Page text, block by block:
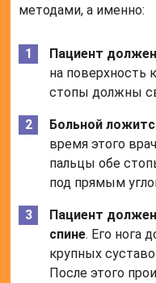
методами, а именно:
Пациент
на поверхность
стопы должны
Больной
время этого
пальцы обе
под прямым
Пациент
спине. Его нога
крупных
После этого